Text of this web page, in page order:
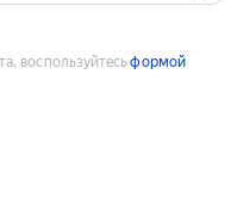
воспользуйтесьформой